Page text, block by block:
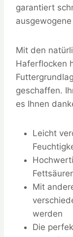
garantiert
Mit den
Haferflocken
geschaffen.
es Ihnen
Leicht
Mit
werden
Die